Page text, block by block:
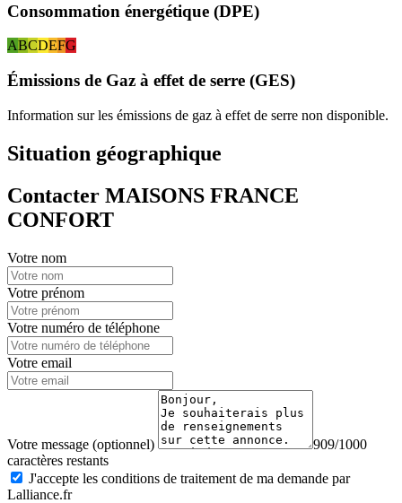
Consommation énergétique (DPE)
ABCDEFG
Émissions de Gaz à effet de serre (GES)
Information sur les émissions de gaz à effet de serre non disponible.
Situation géographique
Contacter MAISONS FRANCE
CONFORT
Votre nom
Votre prénom
Votre numéro de téléphone
Votre email
Votre message (optionnel)
909/1000
caractères restants
J'accepte les conditions de traitement de ma demande par
Lalliance.fr